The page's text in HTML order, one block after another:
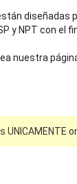
diseñadas
y NPT con el
nuestra